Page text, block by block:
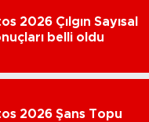
2026 Çılgın Sayısal
belli oldu
2026 Şans Topu